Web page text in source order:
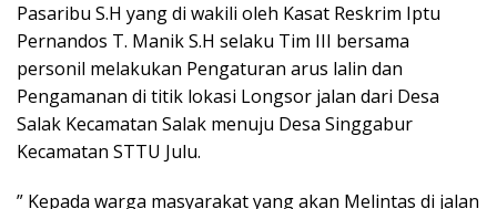
Pasaribu S.H yang di wakili oleh Kasat Reskrim Iptu
Pernandos T. Manik S.H selaku Tim III bersama
personil melakukan Pengaturan arus lalin dan
Pengamanan di titik lokasi Longsor jalan dari Desa
Salak Kecamatan Salak menuju Desa Singgabur
Kecamatan STTU Julu.
” Kepada warga masyarakat yang akan Melintas di jalan